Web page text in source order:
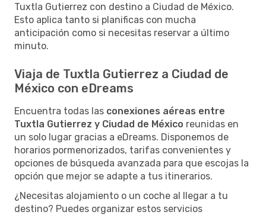
Tuxtla Gutierrez con destino a Ciudad de México.
Esto aplica tanto si planificas con mucha
anticipación como si necesitas reservar a último
minuto.
Viaja de Tuxtla Gutierrez a Ciudad de
México con eDreams
Encuentra todas las conexiones aéreas entre
Tuxtla Gutierrez y Ciudad de México reunidas en
un solo lugar gracias a eDreams. Disponemos de
horarios pormenorizados, tarifas convenientes y
opciones de búsqueda avanzada para que escojas la
opción que mejor se adapte a tus itinerarios.
¿Necesitas alojamiento o un coche al llegar a tu
destino? Puedes organizar estos servicios